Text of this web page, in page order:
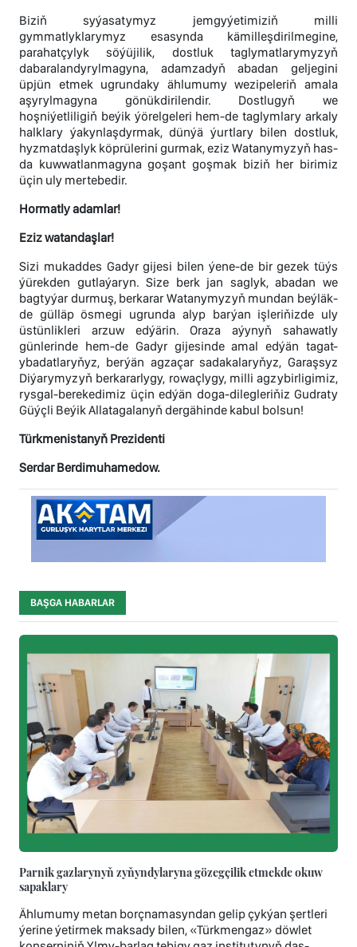
Biziň syýasatymyz jemgyýetimiziň milli
gymmatlyklarymyz esasynda kämilleşdirilmegine,
parahatçylyk söýüjilik, dostluk taglymatlarymyzyň
dabaralandyrylmagyna, adamzadyň abadan geljegini
üpjün etmek ugrundaky ählumumy wezipeleriň amala
aşyrylmagyna gönükdirilendir. Dostlugyň we
hoşniýetliligiň beýik ýörelgeleri hem-de taglymlary arkaly
halklary ýakynlaşdyrmak, dünýä ýurtlary bilen dostluk,
hyzmatdaşlyk köprülerini gurmak, eziz Watanymyzyň has-
da kuwwatlanmagyna goşant goşmak biziň her birimiz
üçin uly mertebedir.
Hormatly adamlar!
Eziz watandaşlar!
Sizi mukaddes Gadyr gijesi bilen ýene-de bir gezek tüýs
ýürekden gutlaýaryn. Size berk jan saglyk, abadan we
bagtyýar durmuş, berkarar Watanymyzyň mundan beýläk-
de gülläp ösmegi ugrunda alyp barýan işleriňizde uly
üstünlikleri arzuw edýärin. Oraza aýynyň sahawatly
günlerinde hem-de Gadyr gijesinde amal edýän tagat-
ybadatlaryňyz, berýän agzaçar sadakalaryňyz, Garaşsyz
Diýarymyzyň berkararlygy, rowaçlygy, milli agzybirligimiz,
rysgal-berekedimiz üçin edýän doga-dilegleriňiz Gudraty
Güýçli Beýik Allatagalanyň dergähinde kabul bolsun!
Türkmenistanyň Prezidenti
Serdar Berdimuhamedow.
BAŞGA HABARLAR
Parnik gazlarynyň zyňyndylaryna gözegçilik etmekde okuw
sapaklary
Ählumumy metan borçnamasyndan gelip çykýan şertleri
ýerine ýetirmek maksady bilen, «Türkmengaz» döwlet